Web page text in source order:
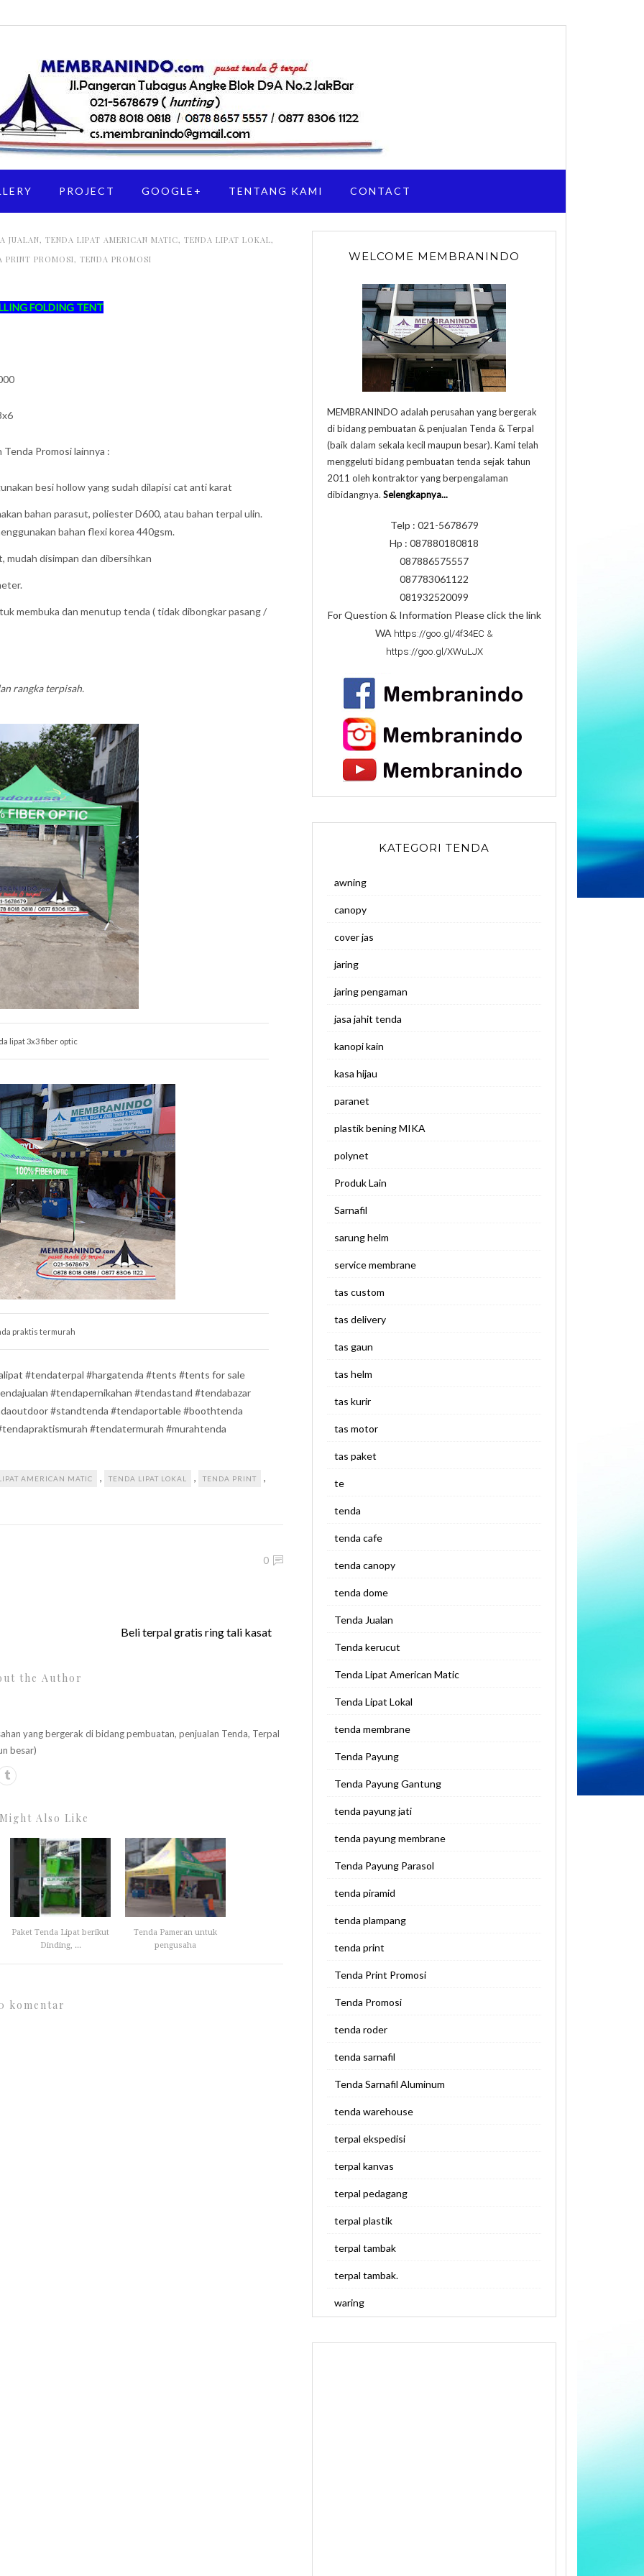
PROJECT GOOGLE+ TENTANG KAMI CONTACT
JUALAN, TENDA LIPAT AMERICAN MATIC, TENDA LIPAT LOKAL,
PRINT PROMOSI, TENDA PROMOSI
FOLDING TENT
Promosi lainnya :
besi hollow yang sudah dilapisi cat anti karat
bahan parasut, poliester D600, atau bahan terpal ulin.
bahan flexi korea 440gsm.
mudah disimpan dan dibersihkan
membuka dan menutup tenda ( tidak dibongkar pasang /
rangka terpisah.
lipat 3x3 fiber optic
praktis termurah
#tendaterpal #hargatenda #tents #tents for sale
#tendapernikahan #tendastand #tendabazar
#standtenda #tendaportable #boothtenda
#tendatermurah #murahtenda
AMERICAN MATIC , TENDA LIPAT LOKAL , TENDA PRINT ,
0
Beli terpal gratis ring tali kasat
the Author
yang bergerak di bidang pembuatan, penjualan Tenda, Terpal
besar)
Also Like
Paket Tenda Lipat berikut
Dinding, ...
Tenda Pameran untuk
pengusaha
komentar
WELCOME MEMBRANINDO
MEMBRANINDO adalah perusahan yang bergerak
di bidang pembuatan & penjualan Tenda & Terpal
(baik dalam sekala kecil maupun besar). Kami telah
menggeluti bidang pembuatan tenda sejak tahun
2011 oleh kontraktor yang berpengalaman
dibidangnya. Selengkapnya...
Telp : 021-5678679
Hp : 087880180818
087886575557
087783061122
081932520099
For Question & Information Please click the link
WA https://goo.gl/4f34EC &
https://goo.gl/XWuLJX
KATEGORI TENDA
awning
canopy
cover jas
jaring
jaring pengaman
jasa jahit tenda
kanopi kain
kasa hijau
paranet
plastik bening MIKA
polynet
Produk Lain
Sarnafil
sarung helm
service membrane
tas custom
tas delivery
tas gaun
tas helm
tas kurir
tas motor
tas paket
te
tenda
tenda cafe
tenda canopy
tenda dome
Tenda Jualan
Tenda kerucut
Tenda Lipat American Matic
Tenda Lipat Lokal
tenda membrane
Tenda Payung
Tenda Payung Gantung
tenda payung jati
tenda payung membrane
Tenda Payung Parasol
tenda piramid
tenda plampang
tenda print
Tenda Print Promosi
Tenda Promosi
tenda roder
tenda sarnafil
Tenda Sarnafil Aluminum
tenda warehouse
terpal ekspedisi
terpal kanvas
terpal pedagang
terpal plastik
terpal tambak
terpal tambak.
waring